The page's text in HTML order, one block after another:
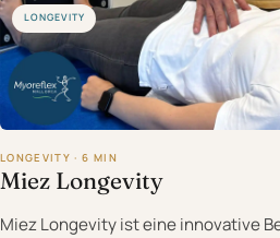
LONGEVITY
LONGEVITY · 6 MIN
Miez Longevity
Miez Longevity ist eine innovative